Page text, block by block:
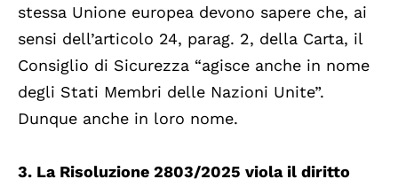
stessa Unione europea devono sapere che, ai
sensi dell’articolo 24, parag. 2, della Carta, il
Consiglio di Sicurezza “agisce anche in nome
degli Stati Membri delle Nazioni Unite”.
Dunque anche in loro nome.
3. La Risoluzione 2803/2025 viola il diritto